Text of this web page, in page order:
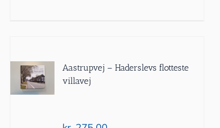
Aastrupvej – Haderslevs flotteste
villavej